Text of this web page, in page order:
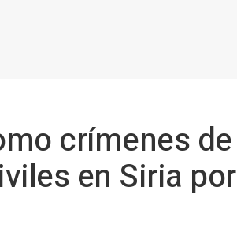
crímenes
en Siria